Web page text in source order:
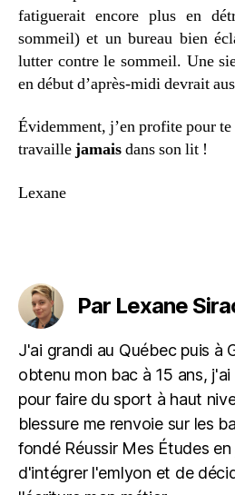
fatiguerait encore plus en
sommeil) et un bureau bien
lutter contre le sommeil. Une
en début d’après-midi devrait
Évidemment, j’en profite pour te
travaillejamaisdans son lit !
Lexane
Par Lexane
J'ai grandi au Québec puis à
obtenu mon bac à 15 ans,
pour faire du sport à haut
blessure me renvoie sur les
fondé Réussir Mes Études
d'intégrer l'emlyon et de